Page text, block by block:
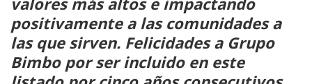
positivamente a las comunidades a
las que sirven. Felicidades a Grupo
Bimbo por ser incluido en este